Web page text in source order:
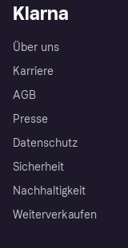
Klarna
Über uns
Karriere
AGB
Presse
Datenschutz
Sicherheit
Nachhaltigkeit
Weiterverkaufen